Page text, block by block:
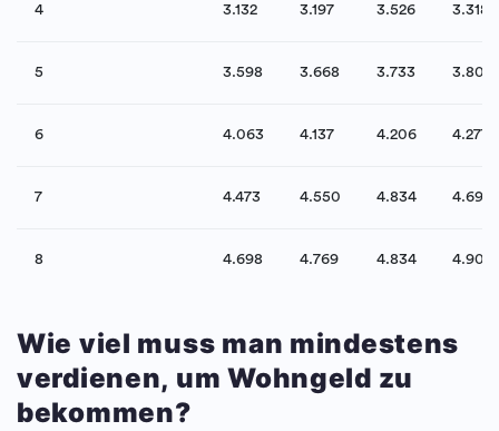
4 3.132 3.197 3.526 3.318
5 3.598 3.668 3.733 3.801
6 4.063 4.137 4.206 4.277
7 4.473 4.550 4.834 4.694
8 4.698 4.769 4.834 4.900
Wie viel muss man mindestens
verdienen, um Wohngeld zu
bekommen?